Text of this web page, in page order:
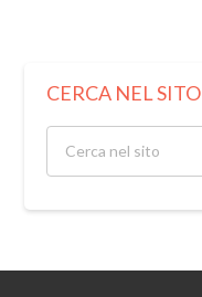
CERCA NEL SITO